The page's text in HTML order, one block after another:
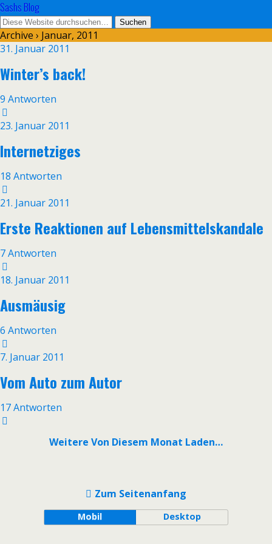
Sashs Blog
Archive › Januar, 2011
31. Januar 2011
Winter’s back!
9 Antworten
23. Januar 2011
Internetziges
18 Antworten
21. Januar 2011
Erste Reaktionen auf Lebensmittelskandale
7 Antworten
18. Januar 2011
Ausmäusig
6 Antworten
7. Januar 2011
Vom Auto zum Autor
17 Antworten
Weitere Von Diesem Monat Laden…
Zum Seitenanfang
Mobil Desktop